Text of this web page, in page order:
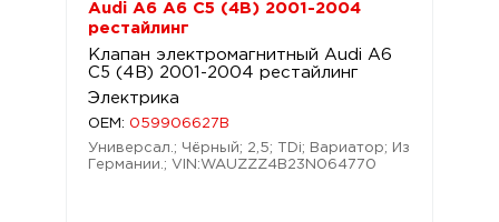
Audi A6 A6 C5 (4B) 2001-2004
рестайлинг
Клапан электромагнитный Audi A6
C5 (4B) 2001-2004 рестайлинг
Электрика
OEM: 059906627B
Универсал.; Чёрный; 2,5; TDi; Вариатор; Из
Германии.; VIN:WAUZZZ4B23N064770